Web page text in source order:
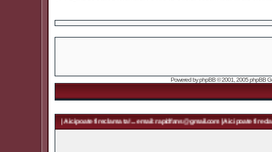
Powered byphpBB© 2001, 2005 phpBB
| Aici poate fi reclama ta! ... email: rapidfans@gmail.com | Aici poate fi reclama